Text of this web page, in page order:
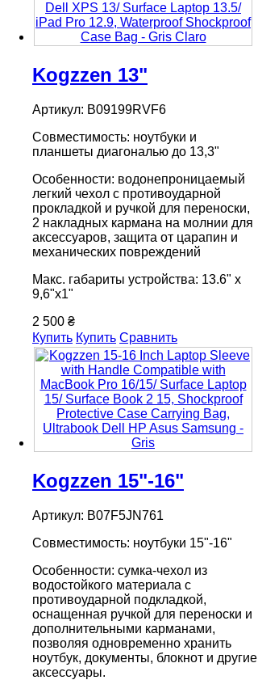
Kogzzen 13"
Артикул: B09199RVF6
Совместимость: ноутбуки и
планшеты диагональю до 13,3"
Особенности: водонепроницаемый
легкий чехол с противоударной
прокладкой и ручкой для переноски,
2 накладных кармана на молнии для
аксессуаров, защита от царапин и
механических повреждений
Макс. габариты устройства: 13.6" х
9,6"х1"
2 500 ₴
Купить Купить Сравнить
Kogzzen 15"-16"
Артикул: B07F5JN761
Совместимость: ноутбуки 15"-16"
Особенности: сумка-чехол из
водостойкого материала с
противоударной подкладкой,
оснащенная ручкой для переноски и
дополнительными карманами,
позволяя одновременно хранить
ноутбук, документы, блокнот и другие
аксессуары.